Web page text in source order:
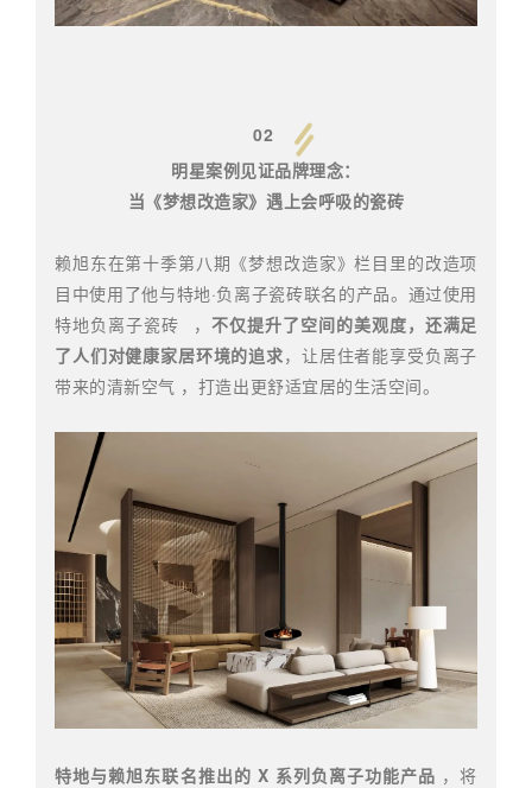
02
明星案例见证品牌理念：
当《梦想改造家》遇上会呼吸的瓷砖
赖旭东在第十季第八期《梦想改造家》栏目里的改造项
目中使用了他与特地·负离子瓷砖联名的产品。通过使用
特地负离子瓷砖
，不仅提升了空间的美观度，还满足
了人们对健康家居环境的追求，让居住者能享受负离子
带来的清新空气 ，打造出更舒适宜居的生活空间。
特地与赖旭东联名推出的 X 系列负离子功能产品 ，将